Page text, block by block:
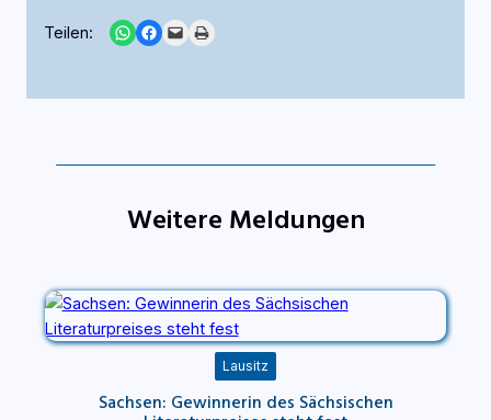
Teilen: Share on WhatsApp
Share on Facebook
Email this PagePrint this Page
Weitere Meldungen
Lausitz
Sachsen: Gewinnerin des Sächsischen